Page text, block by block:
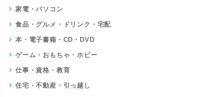
家電・パソコン
食品・グルメ・ドリンク・宅配
本・電子書籍・CD・DVD
ゲーム・おもちゃ・ホビー
仕事・資格・教育
住宅・不動産・引っ越し